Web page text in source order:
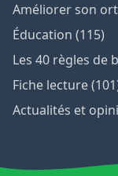
Améliorer son
Éducation (115)
Les 40 règles de
Fiche lecture
Actualités et